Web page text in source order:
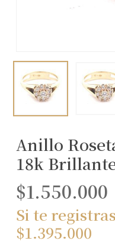
Anillo
18k
$1.550.000
Si te
$1.395.000